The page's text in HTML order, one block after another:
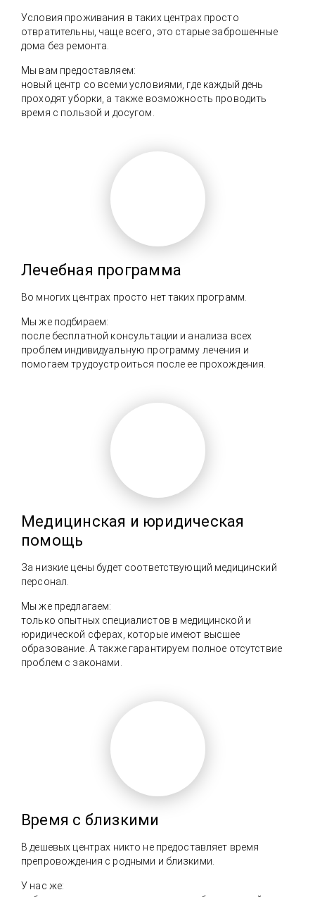
Условия проживания в таких центрах просто
отвратительны, чаще всего, это старые заброшенные
дома без ремонта.
Мы вам предоставляем:
новый центр со всеми условиями, где каждый день
проходят уборки, а также возможность проводить
время с пользой и досугом.
Лечебная программа
Во многих центрах просто нет таких программ.
Мы же подбираем:
после бесплатной консультации и анализа всех
проблем индивидуальную программу лечения и
помогаем трудоустроиться после ее прохождения.
Медицинская и юридическая
помощь
За низкие цены будет соответствующий медицинский
персонал.
Мы же предлагаем:
только опытных специалистов в медицинской и
юридической сферах, которые имеют высшее
образование. А также гарантируем полное отсутствие
проблем с законами.
Время с близкими
В дешевых центрах никто не предоставляет время
препровождения с родными и близкими.
У нас же: